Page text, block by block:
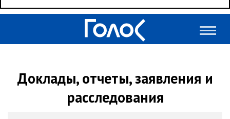
Доклады, отчеты, заявления и
расследования